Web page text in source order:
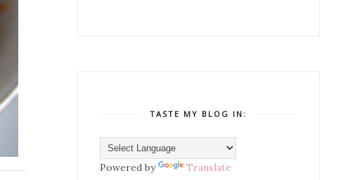
TASTE MY BLOG IN:
Powered by Translate